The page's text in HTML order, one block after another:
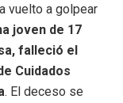
vuelto a golpear
joven de 17
falleció el
Cuidados
. El deceso se